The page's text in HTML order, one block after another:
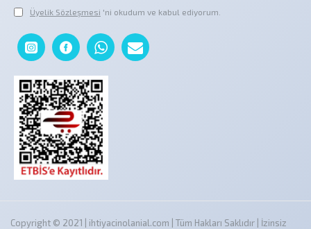
Üyelik Sözleşmesi 'ni okudum ve kabul ediyorum.
Copyright © 2021 | ihtiyacinolanial.com | Tüm Hakları Saklıdır | İzinsiz